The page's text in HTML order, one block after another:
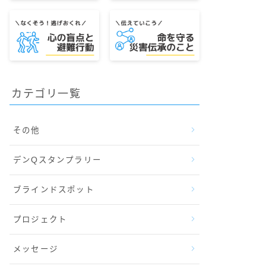
カテゴリ一覧
その他
デンQスタンプラリー
ブラインドスポット
プロジェクト
メッセージ